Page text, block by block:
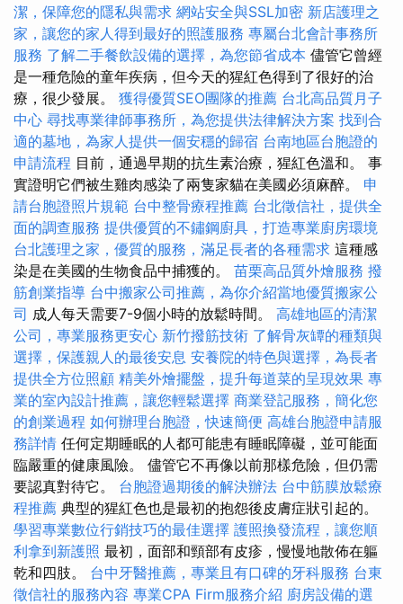
潔，保障您的隱私與需求 網站安全與SSL加密 新店護理之
家，讓您的家人得到最好的照護服務 專屬台北會計事務所
服務 了解二手餐飲設備的選擇，為您節省成本 儘管它曾經
是一種危險的童年疾病，但今天的猩紅色得到了很好的治
療，很少發展。 獲得優質SEO團隊的推薦 台北高品質月子
中心 尋找專業律師事務所，為您提供法律解決方案 找到合
適的墓地，為家人提供一個安穩的歸宿 台南地區台胞證的
申請流程 目前，通過早期的抗生素治療，猩紅色溫和。 事
實證明它們被生雞肉感染了兩隻家貓在美國必須麻醉。 申
請台胞證照片規範 台中整骨療程推薦 台北徵信社，提供全
面的調查服務 提供優質的不鏽鋼廚具，打造專業廚房環境
台北護理之家，優質的服務，滿足長者的各種需求 這種感
染是在美國的生物食品中捕獲的。 苗栗高品質外燴服務 撥
筋創業指導 台中搬家公司推薦，為你介紹當地優質搬家公
司 成人每天需要7-9個小時的放鬆時間。 高雄地區的清潔
公司，專業服務更安心 新竹撥筋技術 了解骨灰罈的種類與
選擇，保護親人的最後安息 安養院的特色與選擇，為長者
提供全方位照顧 精美外燴擺盤，提升每道菜的呈現效果 專
業的室內設計推薦，讓您輕鬆選擇 商業登記服務，簡化您
的創業過程 如何辦理台胞證，快速簡便 高雄台胞證申請服
務詳情 任何定期睡眠的人都可能患有睡眠障礙，並可能面
臨嚴重的健康風險。 儘管它不再像以前那樣危險，但仍需
要認真對待它。 台胞證過期後的解決辦法 台中筋膜放鬆療
程推薦 典型的猩紅色也是最初的抱怨後皮膚症狀引起的。
學習專業數位行銷技巧的最佳選擇 護照換發流程，讓您順
利拿到新護照 最初，面部和頸部有皮疹，慢慢地散佈在軀
乾和四肢。 台中牙醫推薦，專業且有口碑的牙科服務 台東
徵信社的服務內容 專業CPA Firm服務介紹 廚房設備的選